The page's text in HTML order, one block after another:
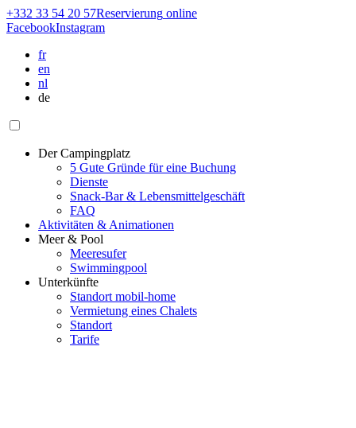
+332 33 54 20 57Reservierung online
FacebookInstagram
fr
en
nl
de
Der Campingplatz
5 Gute Gründe für eine Buchung
Dienste
Snack-Bar & Lebensmittelgeschäft
FAQ
Aktivitäten & Animationen
Meer & Pool
Meeresufer
Swimmingpool
Unterkünfte
Standort mobil-home
Vermietung eines Chalets
Standort
Tarife